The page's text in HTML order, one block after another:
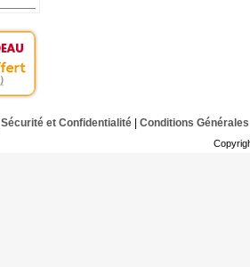
Sécurité et Confidentialité| Conditions Générales